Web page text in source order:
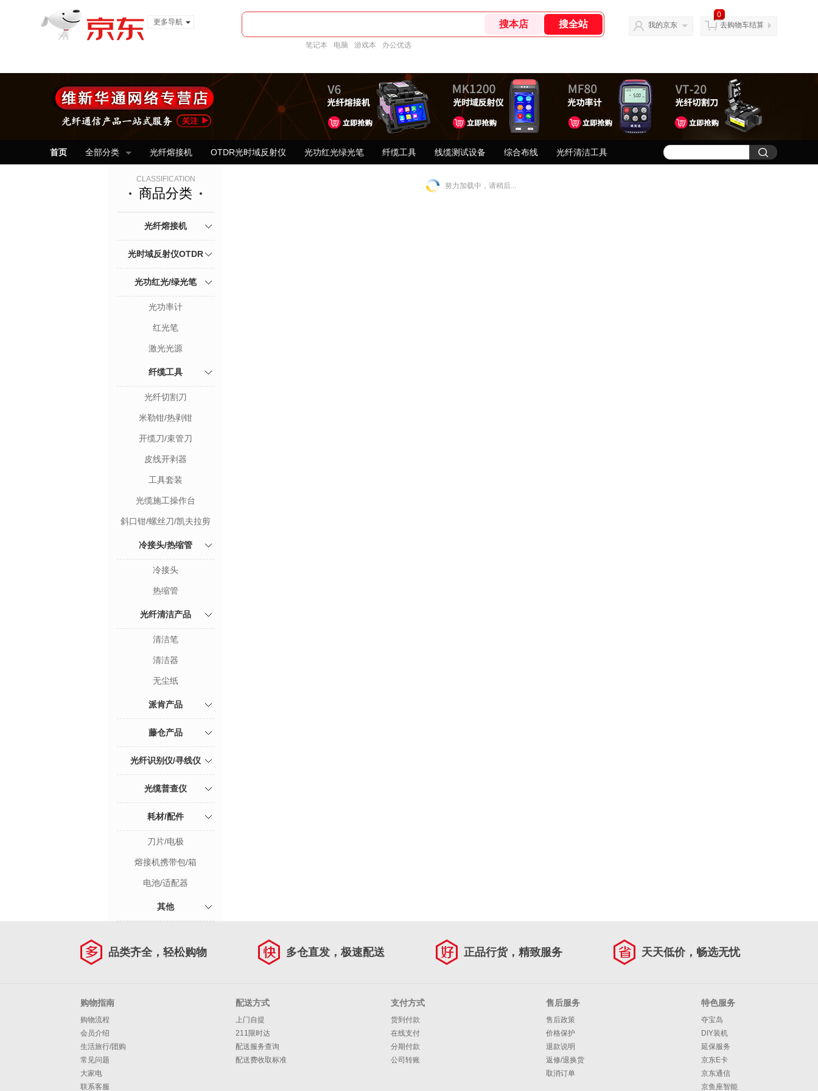
更多导航
笔记本 电脑 游戏本 办公优选
我的京东
0
去购物车结算
首页 全部分类 光纤熔接机 OTDR光时域反射仪 光功红光绿光笔 纤缆工具 线缆测试设备 综合布线 光纤清洁工具
CLASSIFICATION
商品分类
光纤熔接机
光时域反射仪OTDR
光功红光/绿光笔
光功率计
红光笔
激光光源
纤缆工具
光纤切割刀
米勒钳/热剥钳
开缆刀/束管刀
皮线开剥器
工具套装
光缆施工操作台
斜口钳/螺丝刀/凯夫拉剪
冷接头/热缩管
冷接头
热缩管
光纤清洁产品
清洁笔
清洁器
无尘纸
派肯产品
藤仓产品
光纤识别仪/寻线仪
光缆普查仪
耗材/配件
刀片/电极
熔接机携带包/箱
电池/适配器
其他
努力加载中，请稍后...
品类齐全，轻松购物 多仓直发，极速配送 正品行货，精致服务 天天低价，畅选无忧
购物指南
购物流程
会员介绍
生活旅行/团购
常见问题
大家电
联系客服
配送方式
上门自提
211限时达
配送服务查询
配送费收取标准
支付方式
货到付款
在线支付
分期付款
公司转账
售后服务
售后政策
价格保护
退款说明
返修/退换货
取消订单
特色服务
夺宝岛
DIY装机
延保服务
京东E卡
京东通信
京鱼座智能